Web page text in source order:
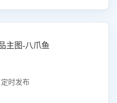
智能客服训练
主图-八爪鱼
定时发布